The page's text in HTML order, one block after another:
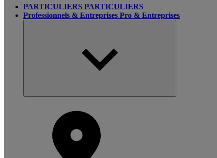
PARTICULIERS PARTICULIERS
Professionnels & Entreprises Pro & Entreprises